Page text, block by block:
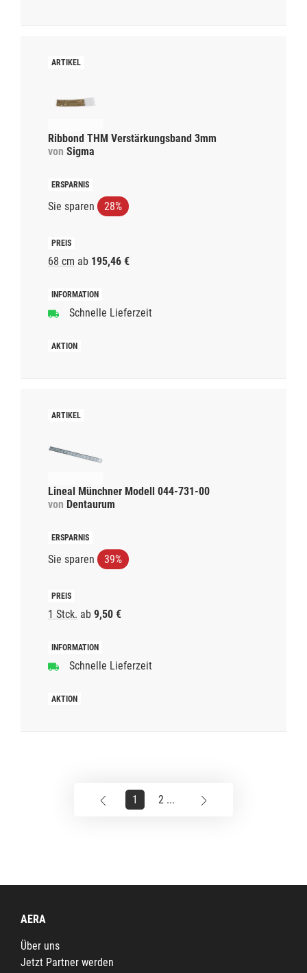
Ribbond THM Verstärkungsband 3mm
von Sigma
Sie sparen 28%
68 cm ab 195,46 €
Schnelle Lieferzeit
Lineal Münchner Modell 044-731-00
von Dentaurum
Sie sparen 39%
1 Stck. ab 9,50 €
Schnelle Lieferzeit
1 2 ...
AERA
Über uns
Jetzt Partner werden